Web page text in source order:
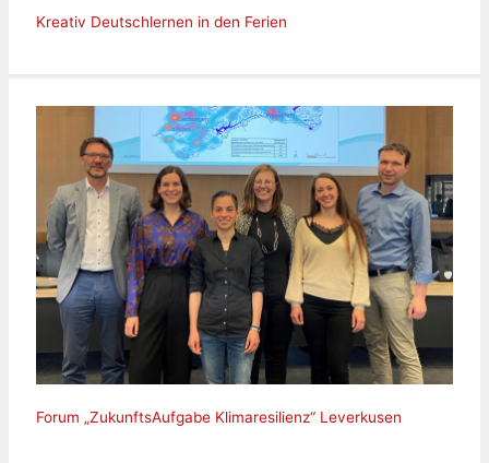
Kreativ Deutschlernen in den Ferien
Forum „ZukunftsAufgabe Klimaresilienz“ Leverkusen